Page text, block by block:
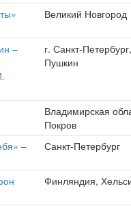
Великий Новгород
–
г. Санкт-Петербург,
Пушкин
Владимирская
Покров
–
Санкт-Петербург
Финляндия,